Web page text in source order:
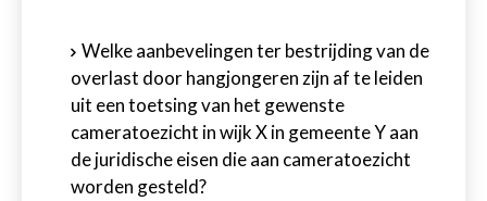
Welke aanbevelingen ter bestrijding van de
overlast door hangjongeren zijn af te leiden
uit een toetsing van het gewenste
cameratoezicht in wijk X in gemeente Y aan
de juridische eisen die aan cameratoezicht
worden gesteld?